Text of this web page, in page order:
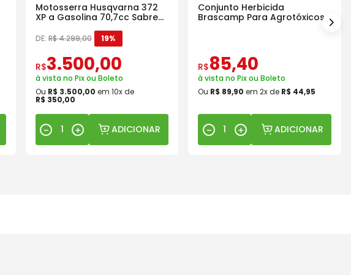
Motosserra Husqvarna 372
XP a Gasolina 70,7cc Sabre
DE:R$4.299,00 19%
R$3.500,00
à vista no Pix ou Boleto
Ou R$ 3.500,00 em 10x de
R$ 350,00
＋
－ ADICIONAR
Conjunto Herbicida
Brascamp Para Agrotóxicos
30 Lavagens
R$85,40
à vista no Pix ou Boleto
Ou R$ 89,90 em2x de R$ 44,95
＋
－ ADICIONAR